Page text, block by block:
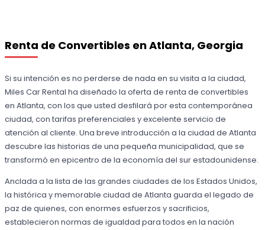
Renta de Convertibles en Atlanta, Georgia
Si su intención es no perderse de nada en su visita a la ciudad,
Miles Car Rental ha diseñado la oferta de renta de convertibles
en Atlanta, con los que usted desfilará por esta contemporánea
ciudad, con tarifas preferenciales y excelente servicio de
atención al cliente. Una breve introducción a la ciudad de Atlanta
descubre las historias de una pequeña municipalidad, que se
transformó en epicentro de la economía del sur estadounidense.
Anclada a la lista de las grandes ciudades de los Estados Unidos,
la histórica y memorable ciudad de Atlanta guarda el legado de
paz de quienes, con enormes esfuerzos y sacrificios,
establecieron normas de igualdad para todos en la nación